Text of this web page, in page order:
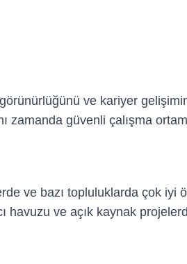
görünürlüğünü ve kariyer
zamanda güvenli çalışma
ve bazı topluluklarda çok
ve açık kaynak